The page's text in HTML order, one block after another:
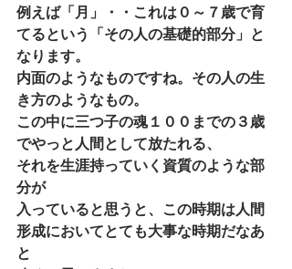
例えば「月」・・これは０～７歳で育
てるという「その人の基礎的部分」と
なります。
内面のようなものですね。その人の生
き方のようなもの。
この中に三つ子の魂１００までの３歳
でやっと人間として放たれる、
それを生涯持っていく資質のような部
分が
入っていると思うと、この時期は人間
形成においてとても大事な時期だなあ
と